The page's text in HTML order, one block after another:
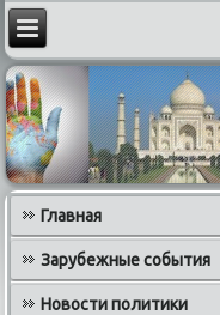
Главная
Зарубежные события
Новости политики